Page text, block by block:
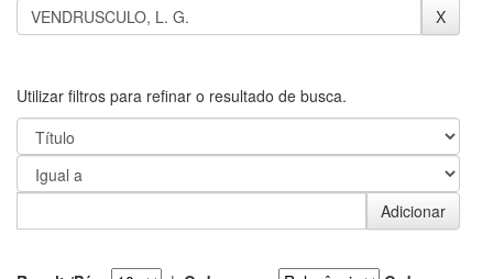
Utilizar filtros para refinar o resultado de busca.